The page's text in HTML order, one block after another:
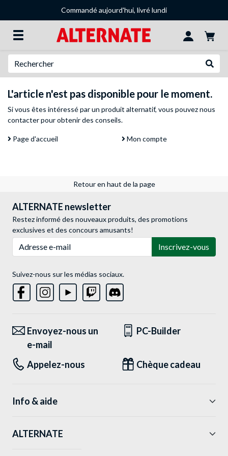
Commandé aujourd'hui, livré lundi
L'article n'est pas disponible pour le moment.
Si vous êtes intéressé par un produit alternatif, vous pouveznous
contacterpour obtenir des conseils.
Page d'accueil Mon compte
Retour en haut de la page
ALTERNATE newsletter
Restez informé des nouveaux produits, des promotions
exclusives et des concours amusants!
Inscrivez-vous
Suivez-nous sur les médias sociaux.
Envoyez-nous un
e-mail
PC-Builder
Appelez-nous Chèque cadeau
Info & aide
ALTERNATE